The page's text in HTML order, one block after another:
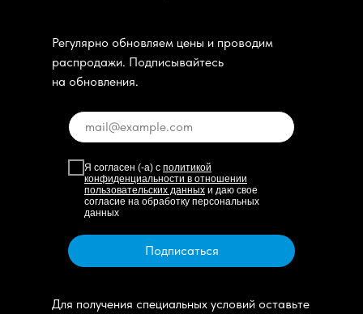
Регулярно обновляем цены и проводим
распродажи. Подписывайтесь
на обновления.
Я согласен (-а) с политикой
конфиденциальности в отношении
пользовательских данных и даю свое
согласие на обработку персональных
данных
Подписаться
Для получения специальных условий оставьте